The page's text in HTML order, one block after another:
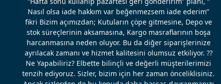
Nasıl olsa iade hakkım var beğenmezsem iade ederim”
fikri Bizim açımızdan; Kutuların çöpe gitmesine, Depo ve
stok süreçlerinin aksamasına, Kargo masraflarının boşa
harcanmasına neden oluyor. Bu da diğer siparişlerinize
ayrılacak zamanı ve hizmet kalitesini olumsuz etkiliyor. ??
Ne Yapabiliriz? Elbette bilinçli ve değerli müşterilerimizi
tenzih ediyoruz. Sizler, bizim için her zaman önceliklisiniz.